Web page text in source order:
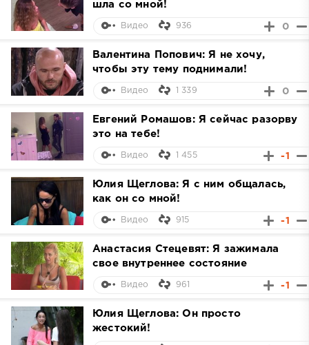
шла со мной!
0
Видео 936
Валентина Попович: Я не хочу,
чтобы эту тему поднимали!
0
Видео 1 339
Евгений Ромашов: Я сейчас разорву
это на тебе!
-1
Видео 1 455
Юлия Щеглова: Я с ним общалась,
как он со мной!
-1
Видео 915
Анастасия Стецевят: Я зажимала
свое внутреннее состояние
-1
Видео 961
Юлия Щеглова: Он просто
жестокий!